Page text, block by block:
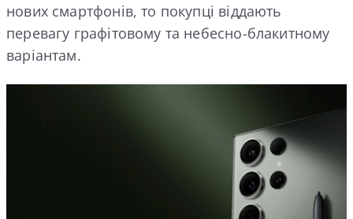
нових смартфонів, то покупці віддають
перевагу графітовому та небесно-блакитному
варіантам.